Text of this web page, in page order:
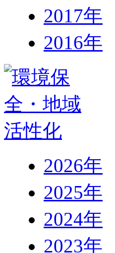
2017年
2016年
2026年
2025年
2024年
2023年